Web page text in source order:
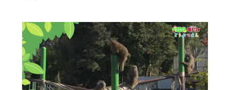
テナンス中」になり、ご利用いただけませ
ん。
ご不便をおかけいたしますが、ご了承の程
よろしくお願いいたします。